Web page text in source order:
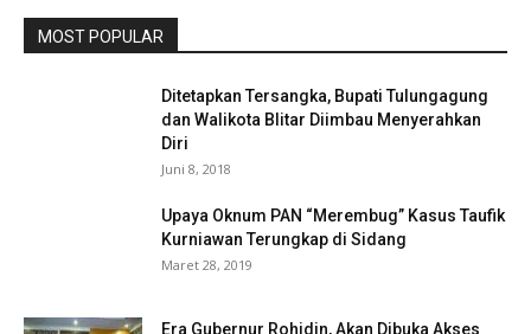
MOST POPULAR
Ditetapkan Tersangka, Bupati Tulungagung
dan Walikota Blitar Diimbau Menyerahkan
Diri
Juni 8, 2018
Upaya Oknum PAN “Merembug” Kasus Taufik
Kurniawan Terungkap di Sidang
Maret 28, 2019
Era Gubernur Rohidin, Akan Dibuka Akses